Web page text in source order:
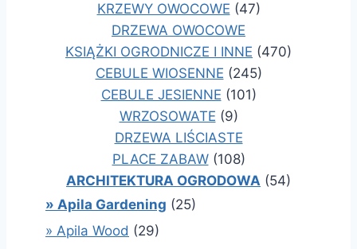
KRZEWY OWOCOWE (47)
DRZEWA OWOCOWE
KSIĄŻKI OGRODNICZE I INNE (470)
CEBULE WIOSENNE (245)
CEBULE JESIENNE (101)
WRZOSOWATE (9)
DRZEWA LIŚCIASTE
PLACE ZABAW(108)
ARCHITEKTURA OGRODOWA (54)
» Apila Gardening (25)
» Apila Wood (29)